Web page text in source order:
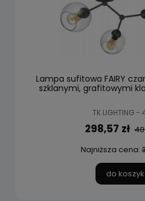
Lampa sufitowa FAIRY
szklanymi, grafitowymi
TK LIGHTING -
298,57 zł
Najniższa cena:
do